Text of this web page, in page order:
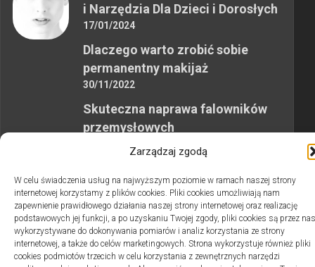
Zarządzaj zgodą
W celu świadczenia usług na najwyższym poziomie w ramach naszej strony
internetowej korzystamy z plików cookies. Pliki cookies umożliwiają nam
zapewnienie prawidłowego działania naszej strony internetowej oraz realizację
podstawowych jej funkcji, a po uzyskaniu Twojej zgody, pliki cookies są przez nas
wykorzystywane do dokonywania pomiarów i analiz korzystania ze strony
internetowej, a także do celów marketingowych. Strona wykorzystuje również pliki
cookies podmiotów trzecich w celu korzystania z zewnętrznych narzędzi
i Narzędzia Dla Dzieci i Dorosłych
17/01/2024
Dlaczego warto zrobić sobie
permanentny makijaż
30/11/2022
Skuteczna naprawa falowników
przemysłowych
2swiaty.pl © 2026. Wszelkie prawa zastrzeżone.